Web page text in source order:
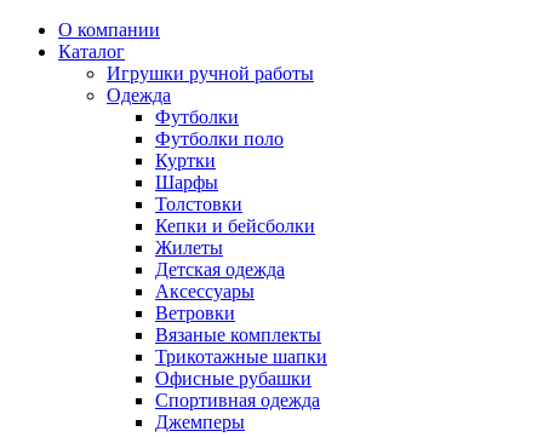
О компании
Каталог
Игрушки ручной работы
Одежда
Футболки
Футболки поло
Куртки
Шарфы
Толстовки
Кепки и бейсболки
Жилеты
Детская одежда
Аксессуары
Ветровки
Вязаные комплекты
Трикотажные шапки
Офисные рубашки
Спортивная одежда
Джемперы